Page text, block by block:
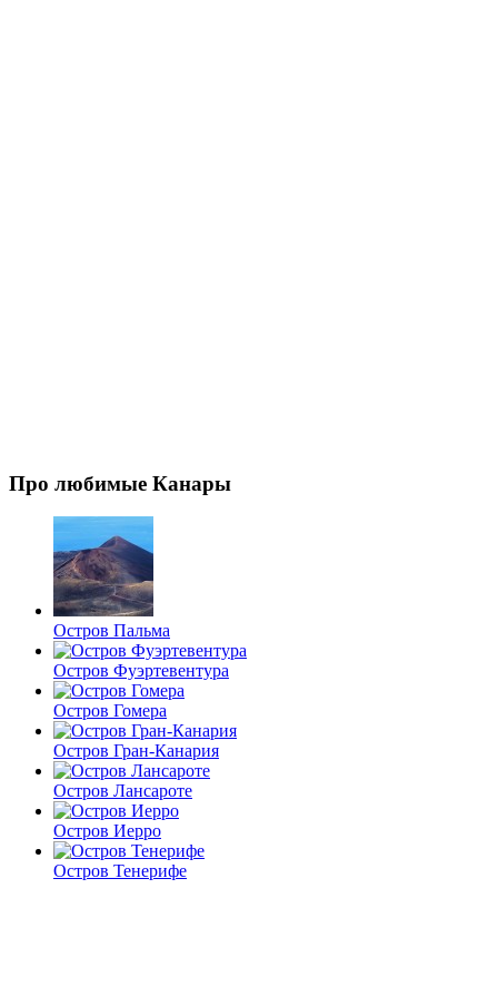
Про любимые Канары
Остров Пальма
Остров Фуэртевентура
Остров Гомера
Остров Гран-Канария
Остров Лансароте
Остров Иерро
Остров Тенерифе